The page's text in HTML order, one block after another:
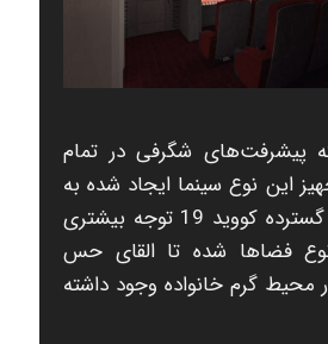
پیشرفت‌های شگرفی در تمام
این نوع سینما ایجاد شده به
خصوص با شیوع گسترده کووید 19 توجه بیشتری
فضاها شده تا القای حس
گرم خانواده وجود داشته